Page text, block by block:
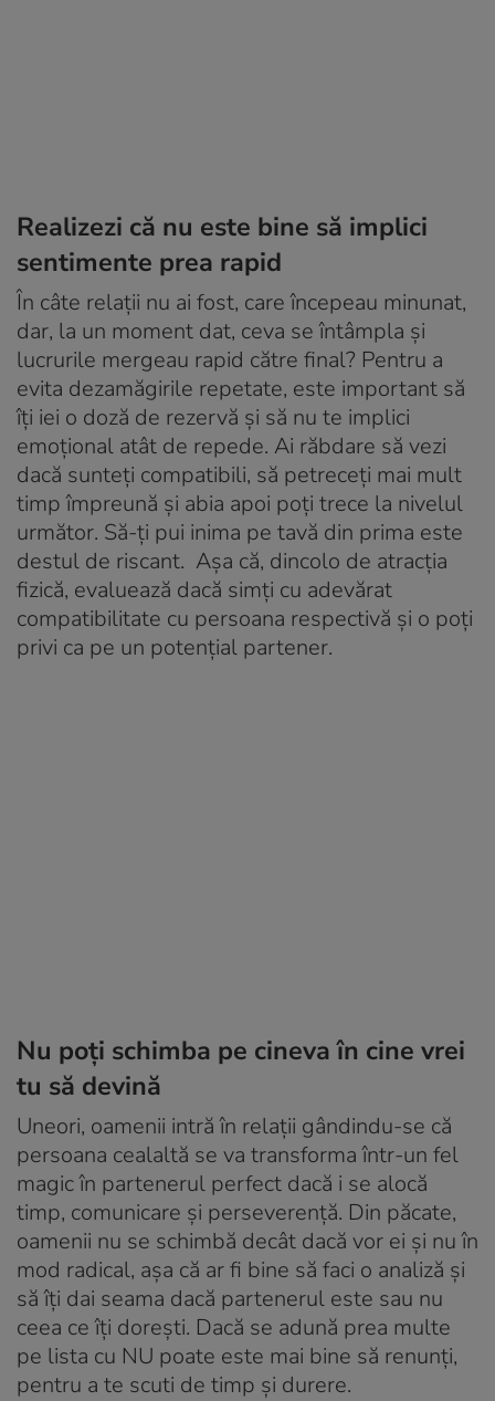
Realizezi că nu este bine să implici
sentimente prea rapid
În câte relații nu ai fost, care începeau minunat,
dar, la un moment dat, ceva se întâmpla și
lucrurile mergeau rapid către final? Pentru a
evita dezamăgirile repetate, este important să
îți iei o doză de rezervă și să nu te implici
emoțional atât de repede. Ai răbdare să vezi
dacă sunteți compatibili, să petreceți mai mult
timp împreună și abia apoi poți trece la nivelul
următor. Să-ți pui inima pe tavă din prima este
destul de riscant. Așa că, dincolo de atracția
fizică, evaluează dacă simți cu adevărat
compatibilitate cu persoana respectivă și o poți
privi ca pe un potențial partener.
Nu poți schimba pe cineva în cine vrei
tu să devină
Uneori, oamenii intră în relații gândindu-se că
persoana cealaltă se va transforma într-un fel
magic în partenerul perfect dacă i se alocă
timp, comunicare și perseverență. Din păcate,
oamenii nu se schimbă decât dacă vor ei și nu în
mod radical, așa că ar fi bine să faci o analiză și
să îți dai seama dacă partenerul este sau nu
ceea ce îți dorești. Dacă se adună prea multe
pe lista cu NU poate este mai bine să renunți,
pentru a te scuti de timp și durere.